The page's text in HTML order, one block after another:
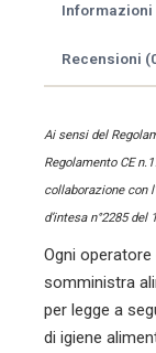
Recensioni
Ai sensi del
Regolamento CE
collaborazione con
d’intesa n°2285
Ogni
somministra
per legge a
di igiene